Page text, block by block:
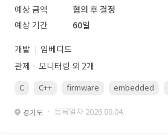
예상 금액
협의 후 결정
예상 기간
60일
개발
임베디드
관제ㆍ모니터링 외 2개
C C++ firmware embedded
경기도 · 등록일자 2026.08.04.